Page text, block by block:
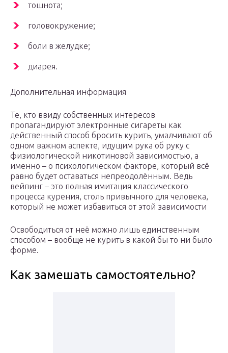
тошнота;
головокружение;
боли в желудке;
диарея.
Дополнительная информация
Те, кто ввиду собственных интересов
пропагандируют электронные сигареты как
действенный способ бросить курить, умалчивают об
одном важном аспекте, идущим рука об руку с
физиологической никотиновой зависимостью, а
именно – о психологическом факторе, который всё
равно будет оставаться непреодолённым. Ведь
вейпинг – это полная имитация классического
процесса курения, столь привычного для человека,
который не может избавиться от этой зависимости
Освободиться от неё можно лишь единственным
способом – вообще не курить в какой бы то ни было
форме.
Как замешать самостоятельно?